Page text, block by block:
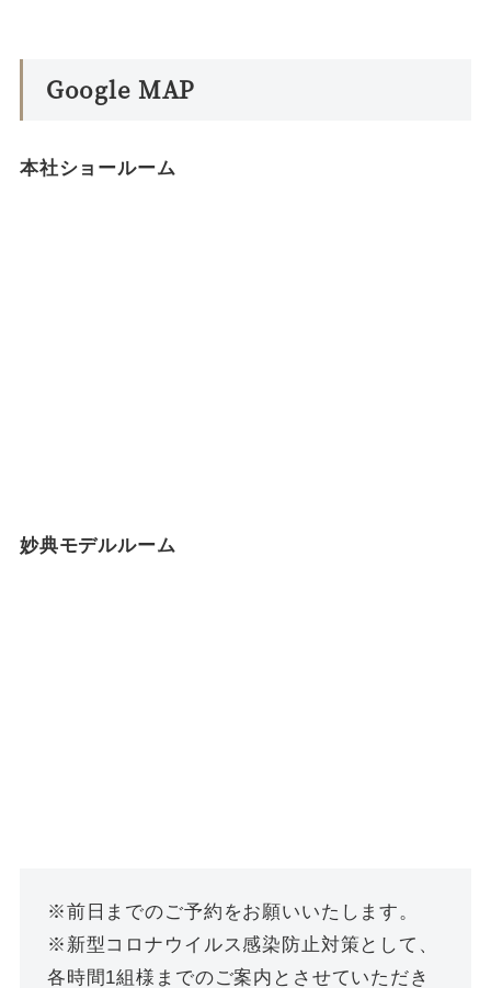
Google MAP
本社ショールーム
妙典モデルルーム
※前日までのご予約をお願いいたします。
※新型コロナウイルス感染防止対策として、
各時間1組様までのご案内とさせていただき